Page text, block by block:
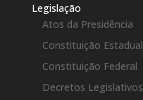
Legislação
Atos da Presidência
Constituição Estadual
Constituição Federal
Decretos Legislativos